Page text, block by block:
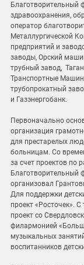
Благотворительный
здравоохранения,
оператор
Металлургической
предприятий и
заводы, Орский
трубный завод,
Транспортные
трубопрокатный
и Газэнергобанк.
Первоначально
организация
для престарелых
больницам. Со
за счет проектов по
Благотворительный
организовал
Для поддержки
проект «Росточек».
проект со
филармонией
музыкальных
воспитанников